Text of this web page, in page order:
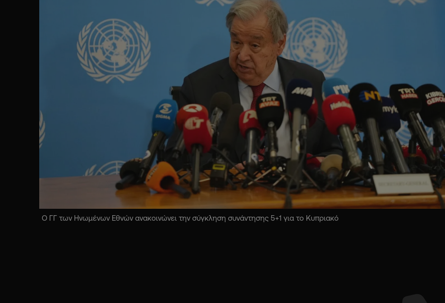
Ο ΓΓ των Ηνωμένων Εθνών ανακοινώνει την σύγκληση συνάντησης 5+1 για το Κυπριακό